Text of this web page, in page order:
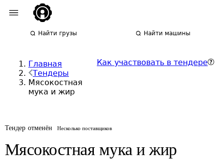
Найти грузы Найти машины
Главная
Тендеры
Мясокостная
мука и жир
Как участвовать в тендере
Тендер отменён Несколько поставщиков
Мясокостная мука и жир